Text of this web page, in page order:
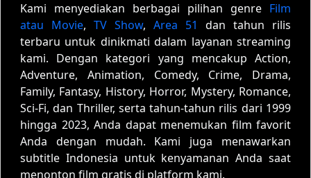
Kami menyediakan berbagai pilihan genre Film
atau Movie, TV Show, Area 51
dan tahun rilis
terbaru untuk dinikmati dalam layanan streaming
kami. Dengan kategori yang mencakup Action,
Adventure, Animation, Comedy, Crime, Drama,
Family, Fantasy, History, Horror, Mystery, Romance,
Sci-Fi, dan Thriller, serta tahun-tahun rilis dari 1999
hingga 2023, Anda dapat menemukan film favorit
Anda dengan mudah. Kami juga menawarkan
subtitle Indonesia untuk kenyamanan Anda saat
menonton film gratis di platform kami.